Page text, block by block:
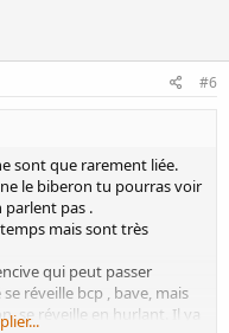
#6
sont que rarement liée.
le biberon tu pourras voir
parlent pas .
mais sont très
qui peut passer
réveille bcp , bave, mais
se réveille en hurlant. Il ya